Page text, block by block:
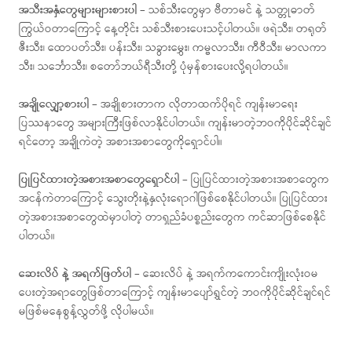
အသီးအနှံတွေများများစားပါ– သစ်သီးတွေမှာ ဗီတာမင် နဲ့ သတ္တုဓာတ်
ကြွယ်ဝတာကြောင့် နေ့တိုင်း သစ်သီးစားပေးသင့်ပါတယ်။ ဖရဲသီး၊ တရုတ်
ဇီးသီး၊ ထောပတ်သီး၊ ပန်းသီး၊ သခွားမွှေး၊ ကမ္ဗလာသီး၊ ကီဝီသီး၊ မာလကာ
သီး၊ သင်္ဘောသီး၊ စတော်ဘယ်ရီသီးတို့ ပုံမှန်စားပေးလို့ရပါတယ်။
အချိုလျှော့စားပါ– အချိုစားတာက လိုတာထက်ပိုရင် ကျန်းမာရေး
ပြဿနာတွေ အများကြီးဖြစ်လာနိုင်ပါတယ်။ ကျန်းမာတဲ့ဘဝကိုပိုင်ဆိုင်ချင်
ရင်တော့ အချိုကဲတဲ့ အစားအစာတွေကိုရှောင်ပါ။
ပြုပြင်ထားတဲ့အစားအစာတွေရှောင်ပါ– ပြုပြင်ထားတဲ့အစားအစာတွေက
အငန်ကဲတာကြောင့် သွေးတိုးနဲ့နှလုံးရောဂါဖြစ်စေနိုင်ပါတယ်။ ပြုပြင်ထား
တဲ့အစားအစာတွေထဲမှာပါတဲ့ တာရှည်ခံပစ္စည်းတွေက ကင်ဆာဖြစ်စေနိုင်
ပါတယ်။
ဆေးလိပ် နဲ့ အရက်ဖြတ်ပါ– ဆေးလိပ် နဲ့ အရက်ကကောင်းကျိုးလုံးဝမ
ပေးတဲ့အရာတွေဖြစ်တာကြောင့် ကျန်းမာပျော်ရွှင်တဲ့ ဘဝကိုပိုင်ဆိုင်ချင်ရင်
မဖြစ်မနေစွန့်လွှတ်ဖို့ လိုပါမယ်။